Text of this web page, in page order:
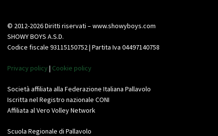
© 2012-2026 Diritti riservati – www.showyboys.com
SHOWY BOYS A.S.D.
Codice fiscale 93115150752 | Partita Iva 04497140758
Privacy policy | Cookie policy
Società affiliata alla Federazione Italiana Pallavolo
Iscritta nel Registro nazionale CONI
Affiliata al Vero Volley Network
Scuola Regionale di Pallavolo